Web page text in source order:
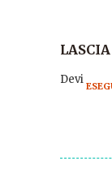
Devi